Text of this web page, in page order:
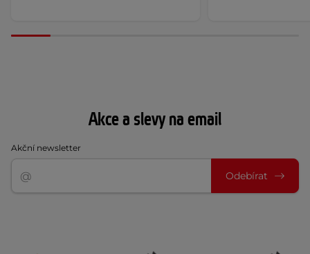
Akce a slevy na email
Akční newsletter
Odebírat